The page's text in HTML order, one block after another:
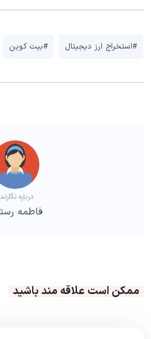
#استخراج ارز دیجیتال #بیت کوین
درباره
فاطمه
ممکن است علاقه مند باشید